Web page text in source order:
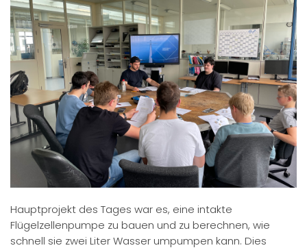
Hauptprojekt des Tages war es, eine intakte
Flügelzellenpumpe zu bauen und zu berechnen, wie
schnell sie zwei Liter Wasser umpumpen kann. Dies